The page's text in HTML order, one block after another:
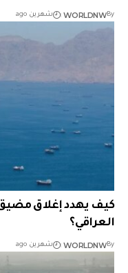
By
WORLDNW شهرين ago
كيف يهدد إغلاق
العراقي؟
By
WORLDNW شهرين ago